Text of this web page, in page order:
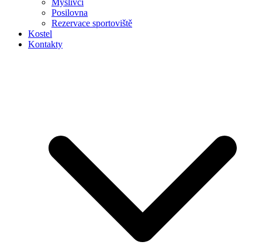
Myslivci
Posilovna
Rezervace sportoviště
Kostel
Kontakty